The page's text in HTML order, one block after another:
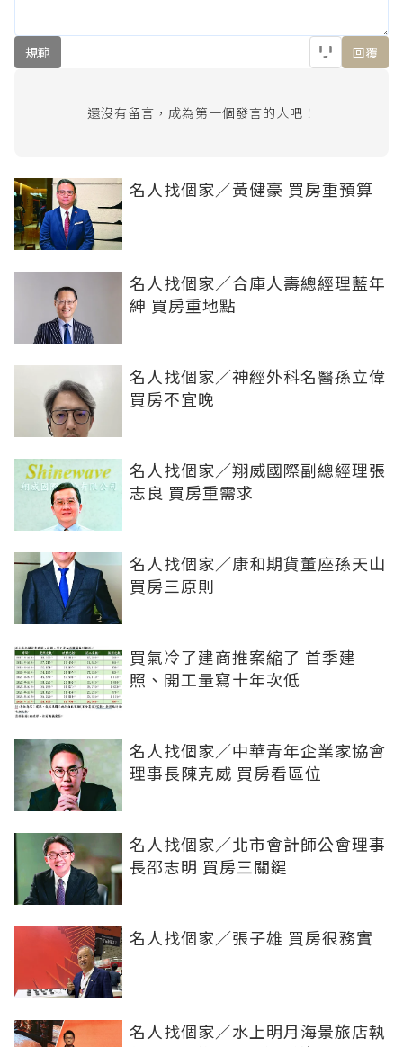
規範 回覆
還沒有留言，成為第一個發言的人吧！
名人找個家／黃健豪 買房重預算
名人找個家／合庫人壽總經理藍年
紳 買房重地點
名人找個家／神經外科名醫孫立偉
買房不宜晚
名人找個家／翔威國際副總經理張
志良 買房重需求
名人找個家／康和期貨董座孫天山
買房三原則
買氣冷了建商推案縮了 首季建
照、開工量寫十年次低
名人找個家／中華青年企業家協會
理事長陳克威 買房看區位
名人找個家／北市會計師公會理事
長邵志明 買房三關鍵
名人找個家／張子雄 買房很務實
名人找個家／水上明月海景旅店執